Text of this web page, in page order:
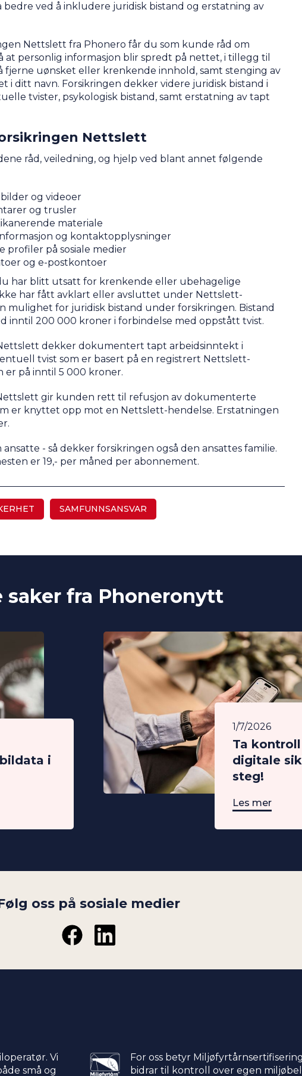
ved å inkludere juridisk bistand og erstatning av
Nettslett fra Phonero får du som kunde råd om
at personlig informasjon blir spredt på nettet, i tillegg til
fjerne uønsket eller krenkende innhold, samt stenging av
i ditt navn. Forsikringen dekker videre juridisk bistand i
tvister, psykologisk bistand, samt erstatning av tapt
Nettslett
råd, veiledning, og hjelp ved blant annet følgende
og videoer
og trusler
materiale
og kontaktopplysninger
profiler på sosiale medier
og e-postkontoer
har blitt utsatt for krenkende eller ubehagelige
har fått avklart eller avsluttet under Nettslett-
mulighet for juridisk bistand under forsikringen. Bistand
inntil 200 000 kroner i forbindelse med oppstått tvist.
dekker dokumentert tapt arbeidsinntekt i
tvist som er basert på en registrert Nettslett-
er på inntil 5 000 kroner.
gir kunden rett til refusjon av dokumenterte
er knyttet opp mot en Nettslett-hendelse. Erstatningen
- så dekker forsikringen også den ansattes familie.
er 19,- per måned per abonnement.
SAMFUNNSANSVAR
saker fra Phoneronytt
i
1/7/2026
Ta
digitale
steg!
Les mer
oss på sosiale medier
Vi
små og
For oss betyr
bidrar til kontroll over egen